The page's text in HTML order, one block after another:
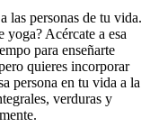
las personas de tu vida.
yoga? Acércate a esa
para enseñarte
quieres incorporar
persona en tu vida a la
verduras y